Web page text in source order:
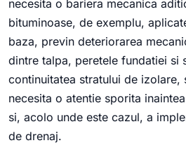
necesita o bariera mecanica
bituminoase, de exemplu,
baza, previn deteriorarea
dintre talpa, peretele fundatiei si
continuitatea stratului de izolare,
necesita o atentie sporita
si, acolo unde este cazul, a
de drenaj.